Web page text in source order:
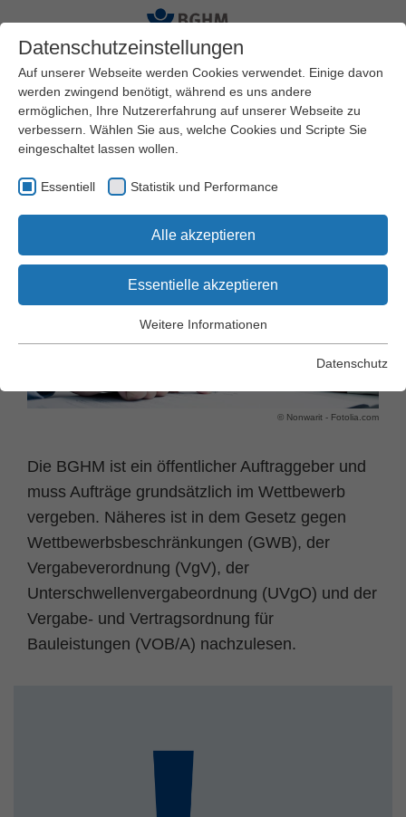
Startseite BGHM
Amtliche Informationen
Öffentliche Ausschreibungen
Ausschreibungen der
BGHM
© Nonwarit - Fotolia.com
Die BGHM ist ein öffentlicher Auftraggeber und
muss Aufträge grundsätzlich im Wettbewerb
vergeben. Näheres ist in dem Gesetz gegen
Wettbewerbsbeschränkungen (GWB), der
Vergabeverordnung (VgV), der
Unterschwellenvergabeordnung (UVgO) und der
Vergabe- und Vertragsordnung für
Bauleistungen (VOB/A) nachzulesen.
Datenschutzeinstellungen
Auf unserer Webseite werden Cookies verwendet. Einige davon
werden zwingend benötigt, während es uns andere
ermöglichen, Ihre Nutzererfahrung auf unserer Webseite zu
verbessern. Wählen Sie aus, welche Cookies und Scripte Sie
eingeschaltet lassen wollen.
Essentiell Statistik und Performance
Alle akzeptieren
Essentielle akzeptieren
Essentielle Cookies werden für grundlegende Funktionen der
Webseite einwandfrei funktioniert.
Anbieter TYPO3
Laufzeit Session
Zweck
Dieses Cookie ist ein Standard-Session-
Cookie von TYPO3. Es speichert im Falle
eines Benutzer-Logins die Session ID
mithilfe derer der eingeloggte User
wiedererkannt wird, um ihm Zugang zu
geschützten Bereichen zu gewähren.
Ende der Sitzung
Statistik und Performance
Weitere Informationen
Datenschutz